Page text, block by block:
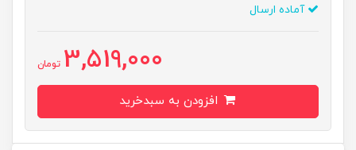
آماده ارسال
3,519,000 تومان